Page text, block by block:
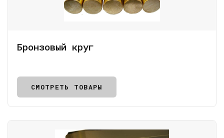
Бронзовый круг
СМОТРЕТЬ ТОВАРЫ